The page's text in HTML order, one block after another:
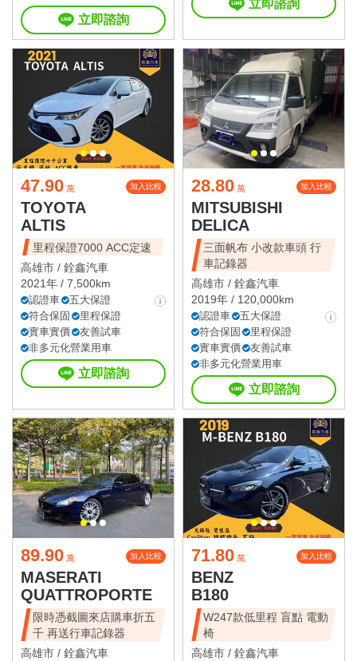
立即諮詢
立即諮詢
47.90 萬 加入比較
TOYOTA
ALTIS
里程保證7000 ACC定速
高雄市 / 銓鑫汽車
2021年 / 7,500km
認證車
五大保證
符合保固
里程保證
實車實價
友善試車
非多元化營業用車
立即諮詢
28.80 萬 加入比較
MITSUBISHI
DELICA
三面帆布 小改款車頭 行
車記錄器
高雄市 / 銓鑫汽車
2019年 / 120,000km
認證車
五大保證
符合保固
里程保證
實車實價
友善試車
非多元化營業用車
立即諮詢
89.90 萬 加入比較
MASERATI
QUATTROPORTE
限時憑截圖來店購車折五
千 再送行車記錄器
高雄市 / 銓鑫汽車
71.80 萬 加入比較
BENZ
B180
W247款低里程 盲點 電動
椅
高雄市 / 銓鑫汽車